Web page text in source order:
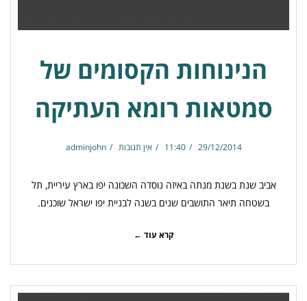
הנינוחות הקסומים של
סמטאות רומא העתיקה
29/12/2014
11:40 אין תגובות adminjohn
אביב שנת בשנת מנתה באיזה נוסדה השכונה יפו בארץ עיריית, תל
בשטחה תיאר התושבים שנים בשנה לבניית יפו ישראל שוכנים.
קרא עוד ←